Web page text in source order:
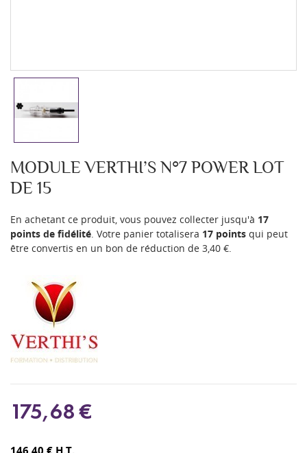
MODULE VERTHI’S N°7 POWER LOT
DE 15
En achetant ce produit, vous pouvez collecter jusqu'à 17
points de fidélité . Votre panier totalisera 17 points qui peut
être convertis en un bon de réduction de 3,40 €
175,68 €
146,40 € H.T.